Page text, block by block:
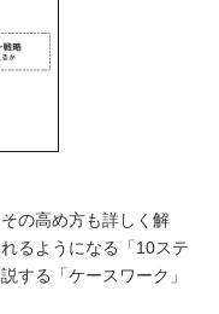
の高め方も詳しく解
るようになる「10ステ
する「ケースワーク」